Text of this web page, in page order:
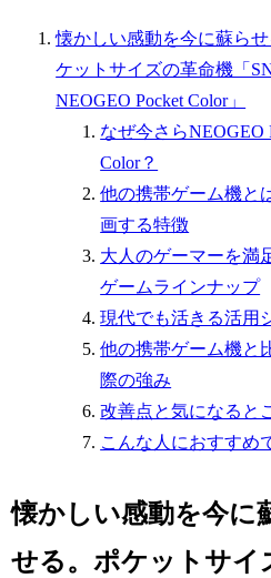
懐かしい感動を今に蘇ら
ケットサイズの革命機「
NEOGEO Pocket Color」
なぜ今さらNEOGEO
Color？
他の携帯ゲーム機と
画する特徴
大人のゲーマーを満
ゲームラインナップ
現代でも活きる活用
他の携帯ゲーム機と
際の強み
改善点と気になると
こんな人におすすめ
懐かしい感動を今に
せる。ポケットサイ